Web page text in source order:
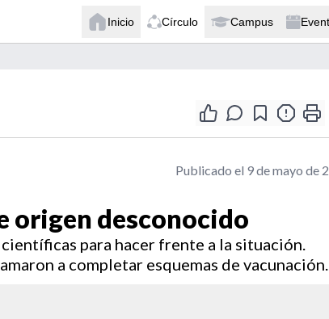
Inicio Círculo Campus
Publicado el 9 de mayo de
origen desconocido
para hacer frente a la situación.
a completar esquemas de vacunación.